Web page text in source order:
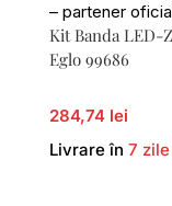
Kit Banda LED-
Eglo 99686
284,74 lei
Livrare în 7